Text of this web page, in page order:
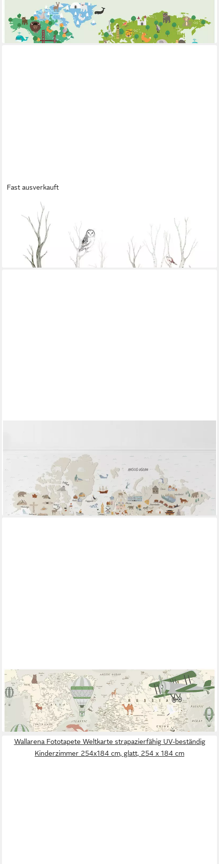
Kinderzimmer 254x184 cm, glatt, 254 x 184 cm
ab 49,99 €
lieferbar - in 4-5 Werktagen bei dir
Fast ausverkauft
Fototapete Kinderzimmer Waldtiere - 2,8 m x 3,18 m,
strukturiert, Tiere, Wald, Comic, (1 Rolle, 1 St)
(15,84 €/ 1 qm)
lieferbar - in 3-4 Werktagen bei dir
moderne Wanddeko XXL, Glatt, Matt, (Vliestapete inkl. Kleister
oder selbstklebend), Mädchenzimmer Jungenzimmer
Babyzimmer Bildtapete Fototapete Wandtapete
ab 29,99 €
(21,89 €/ 1 qm)
lieferbar - in 4-5 Werktagen bei dir
WALLARENA
Fototapete Weltkarte strapazierfähig abwaschbar Kinderzimmer
254x184 cm, glatt, 254 x 184 cm
ab 59,99 €
lieferbar - in 4-5 Werktagen bei dir
Wallarena Fototapete Weltkarte strapazierfähig UV-beständig
Kinderzimmer 254x184 cm, glatt, 254 x 184 cm